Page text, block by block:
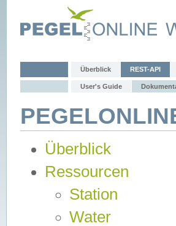
Überblick REST-API
User's Guide
Überblick
Ressourcen
Station
Water